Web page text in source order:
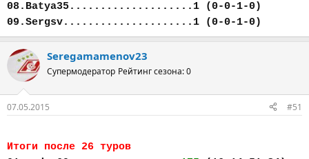
08.Batya35....................1 (0-0-1-0)
09.Sergsv.....................1 (0-0-1-0)
Seregamamenov23
Супермодератор Рейтинг сезона: 0
07.05.2015 #51
Итоги после 26 туров